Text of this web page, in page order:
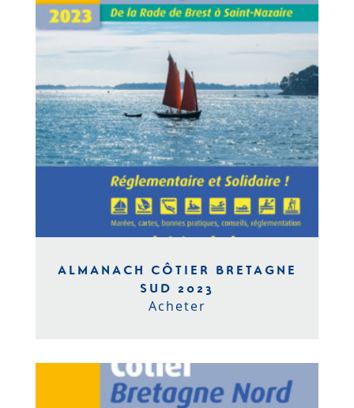
ALMANACH CÔTIER BRETAGNE
SUD 2023
Acheter